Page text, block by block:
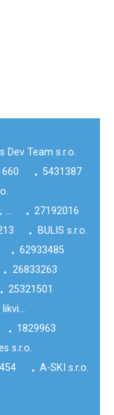
Dev Team s.r.o.
• 5431387
… • 27192016
•
BULIS s.r.o.
• 62933485
• 26833263
• 25321501
likvi…
• 1829963
s.r.o.
• A-SKI s.r.o.